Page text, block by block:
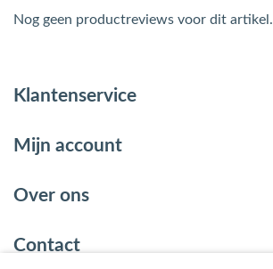
Nog geen productreviews voor dit artikel.
Klantenservice
Mijn account
Over ons
Contact